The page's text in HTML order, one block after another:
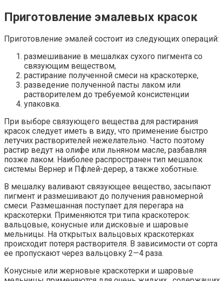
Приготовление эмалевых красок
Приготовление эмалей состоит из следующих операций:
размешивание в мешалках сухого пигмента со
связующим веществом,
растирание полученной смеси на краскотерке,
разведение полученной пасты лаком или
растворителем до требуемой консистенции
упаковка.
При выборе связующего вещества для растирания
красок следует иметь в виду, что применение быстро
летучих растворителей нежелательно. Часто поэтому
растир ведут на олифе или льняном масле, разбавляя
позже лаком. Наиболее распространен тип мешалок
системы Вернер и Пфлей-дерер, а также хоботные.
В мешалку валивают связующее вещество, засыпают
пигмент и размешивают до получения равномерной
смеси. Размешанная поступает для перегара на
краскотерки. Применяются три типа краскотерок:
вальцовые, конусные или дисковые и шаровые
мельницы. На открытых вальцовых краскотерках
происходит потеря растворителя. В зависимости от сорта
ее пропускают через вальцовку 2—4 раза.
Конусные или жерновые краскотерки и шаровые